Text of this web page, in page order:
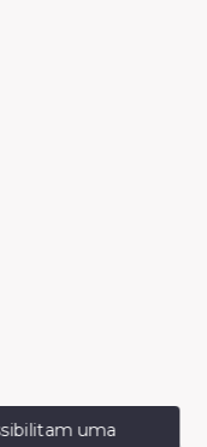
uma